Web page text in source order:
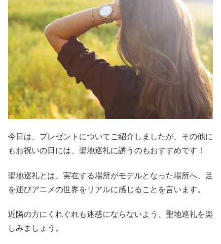
今日は、プレゼントについてご紹介しましたが、その他に
もお祝いの日には、聖地巡礼に誘うのもおすすめです！
聖地巡礼とは、実在する場所がモデルとなった場所へ、足
を運びアニメの世界をリアルに感じることを言います。
近隣の方にくれぐれも迷惑にならないよう、聖地巡礼を楽
しみましょう。